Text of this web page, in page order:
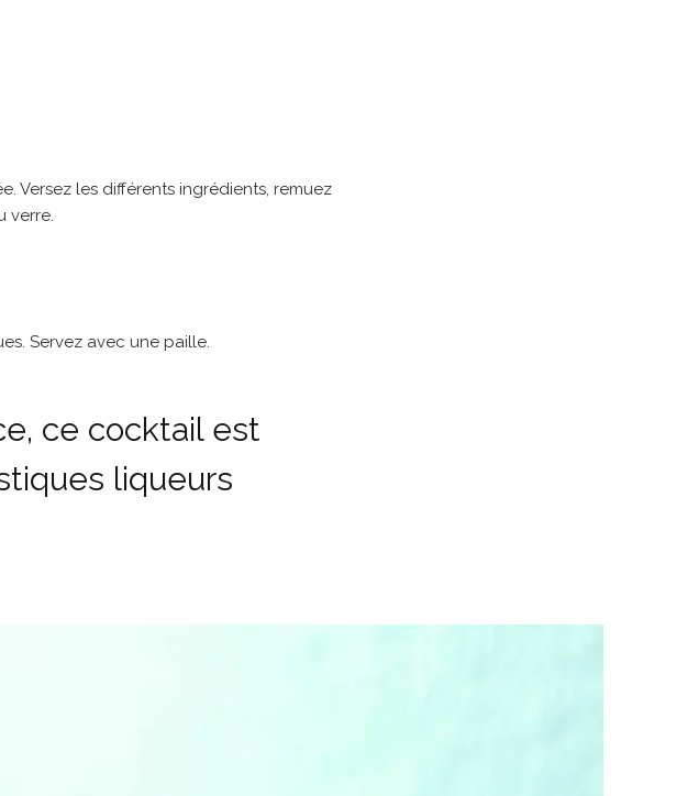
Versez les différents ingrédients, remuez
verre.
Servez avec une paille.
ce cocktail est
liqueurs